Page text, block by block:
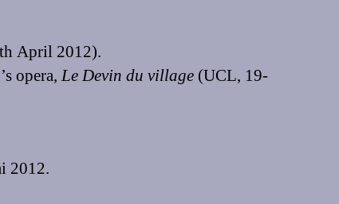
April 2012).
opera, Le Devin du village (UCL, 19-
2012.